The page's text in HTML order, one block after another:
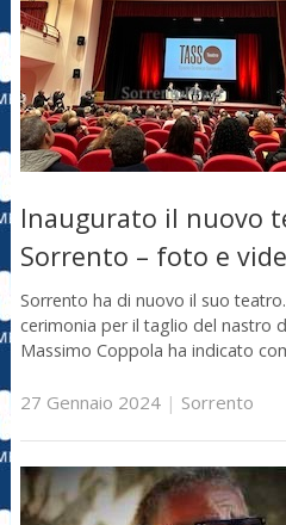
Inaugurato il nuovo
Sorrento – foto e
Sorrento ha di nuovo il suo
cerimonia per il taglio del nastro
Massimo Coppola ha indicato
27 Gennaio 2024| Sorrento